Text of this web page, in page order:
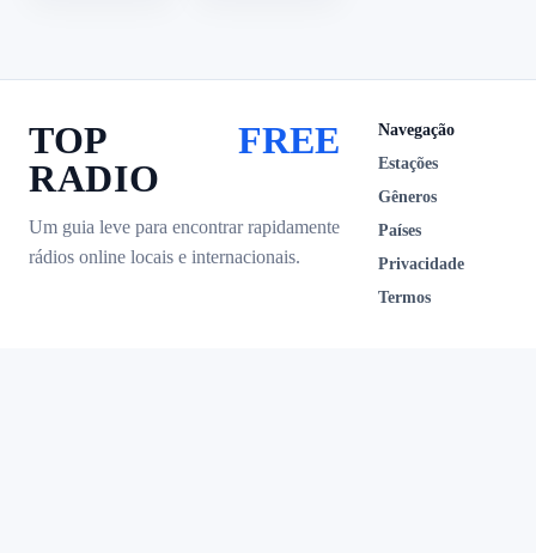
TOP
RADIO
FREE
Um guia leve para encontrar rapidamente
rádios online locais e internacionais.
Navegação
Estações
Gêneros
Países
Privacidade
Termos